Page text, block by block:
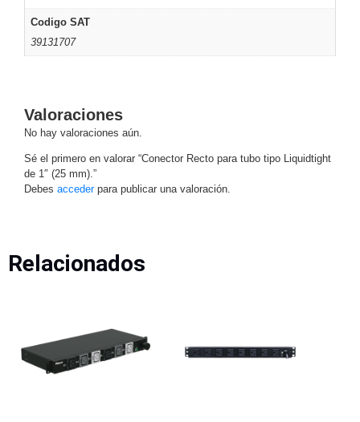
HemisféricasLente
Motorizado
Network
Pinhole Profesionales
CajaPTZTérmicasWiFi
/ 4G /
HD
TurboHD
SalinosAntiexplosión
/ Eyeball /
Turret
Codigo SAT
39131707
Valoraciones
No hay valoraciones aún.
Sé el primero en valorar “Conector Recto para tubo tipo Liquidtight
de 1″ (25 mm).”
Debes accederpara publicar una valoración.
Relacionados